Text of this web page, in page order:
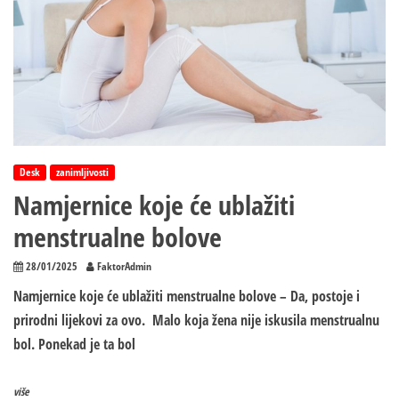
Desk zanimljivosti
Namjernice koje će ublažiti
menstrualne bolove
28/01/2025 FaktorAdmin
Namjernice koje će ublažiti menstrualne bolove – Da, postoje i
prirodni lijekovi za ovo. Malo koja žena nije iskusila menstrualnu
bol. Ponekad je ta bol
više